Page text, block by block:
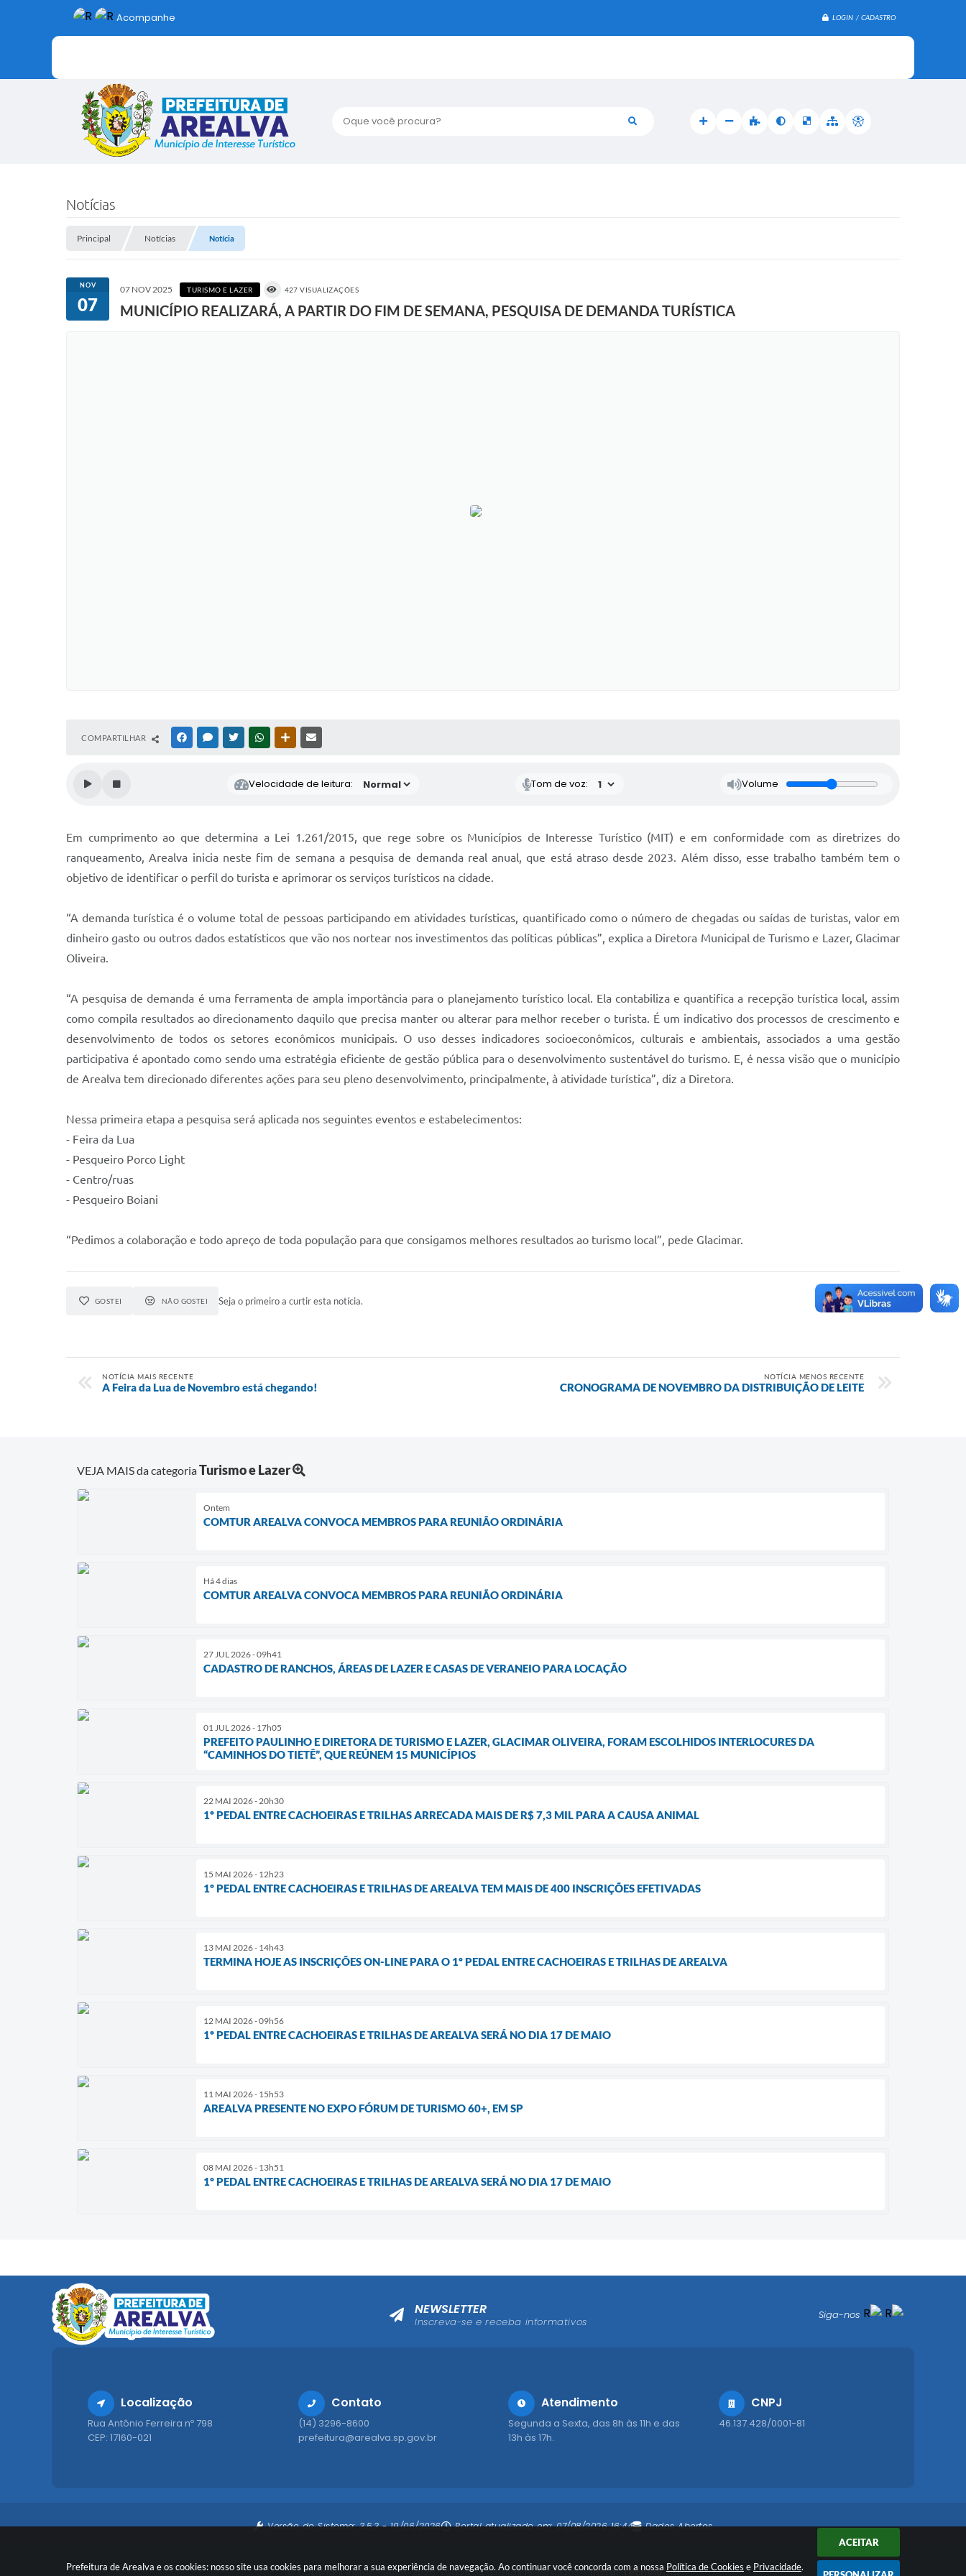
Prefeitura de Arealva e os cookies: nosso site usa cookies para melhorar a sua experiência de navegação. Ao continuar você concorda com a nossa Política de Cookies e Privacidade.
ACEITAR
LOGIN / CADASTRO
Oque você procura?
Acompanhe
Notícias
Principal Notícias Notícia
NOV
07
07 NOV 2025 TURISMO E LAZER 427 VISUALIZAÇÕES
MUNICÍPIO REALIZARÁ, A PARTIR DO FIM DE SEMANA, PESQUISA DE DEMANDA TURÍSTICA
COMPARTILHAR FACEBOOKMESSENGER
TWITTERWHATSAPPOUTRAS MÍDIAS
Velocidade de leitura: Tom de voz: Volume
Em cumprimento ao que determina a Lei 1.261/2015, que rege sobre os Municípios de Interesse Turístico (MIT) e em conformidade com as diretrizes do
ranqueamento, Arealva inicia neste fim de semana a pesquisa de demanda real anual, que está atraso desde 2023. Além disso, esse trabalho também tem o
objetivo de identificar o perfil do turista e aprimorar os serviços turísticos na cidade.
“A demanda turística é o volume total de pessoas participando em atividades turísticas, quantificado como o número de chegadas ou saídas de turistas, valor em
dinheiro gasto ou outros dados estatísticos que vão nos nortear nos investimentos das políticas públicas”, explica a Diretora Municipal de Turismo e Lazer, Glacimar
Oliveira.
“A pesquisa de demanda é uma ferramenta de ampla importância para o planejamento turístico local. Ela contabiliza e quantifica a recepção turística local, assim
como compila resultados ao direcionamento daquilo que precisa manter ou alterar para melhor receber o turista. É um indicativo dos processos de crescimento e
desenvolvimento de todos os setores econômicos municipais. O uso desses indicadores socioeconômicos, culturais e ambientais, associados a uma gestão
participativa é apontado como sendo uma estratégia eficiente de gestão pública para o desenvolvimento sustentável do turismo. E, é nessa visão que o município
de Arealva tem direcionado diferentes ações para seu pleno desenvolvimento, principalmente, à atividade turística”, diz a Diretora.
Nessa primeira etapa a pesquisa será aplicada nos seguintes eventos e estabelecimentos:
- Feira da Lua
- Pesqueiro Porco Light
- Centro/ruas
- Pesqueiro Boiani
“Pedimos a colaboração e todo apreço de toda população para que consigamos melhores resultados ao turismo local”, pede Glacimar.
GOSTEI NÃO GOSTEI Seja o primeiro a curtir esta notícia.
NOTÍCIA MAIS RECENTE
A Feira da Lua de Novembro está chegando!
NOTÍCIA MENOS RECENTE
CRONOGRAMA DE NOVEMBRO DA DISTRIBUIÇÃO DE LEITE
VEJA MAIS da categoriaTurismo e Lazer
Ontem
COMTUR AREALVA CONVOCA MEMBROS PARA REUNIÃO ORDINÁRIA
Há 4 dias
COMTUR AREALVA CONVOCA MEMBROS PARA REUNIÃO ORDINÁRIA
27 JUL 2026 - 09h41
CADASTRO DE RANCHOS, ÁREAS DE LAZER E CASAS DE VERANEIO PARA LOCAÇÃO
01 JUL 2026 - 17h05
PREFEITO PAULINHO E DIRETORA DE TURISMO E LAZER, GLACIMAR OLIVEIRA, FORAM ESCOLHIDOS INTERLOCURES DA
“CAMINHOS DO TIETÊ”, QUE REÚNEM 15 MUNICÍPIOS
22 MAI 2026 - 20h30
1º PEDAL ENTRE CACHOEIRAS E TRILHAS ARRECADA MAIS DE R$ 7,3 MIL PARA A CAUSA ANIMAL
15 MAI 2026 - 12h23
1º PEDAL ENTRE CACHOEIRAS E TRILHAS DE AREALVA TEM MAIS DE 400 INSCRIÇÕES EFETIVADAS
13 MAI 2026 - 14h43
TERMINA HOJE AS INSCRIÇÕES ON-LINE PARA O 1º PEDAL ENTRE CACHOEIRAS E TRILHAS DE AREALVA
12 MAI 2026 - 09h56
1º PEDAL ENTRE CACHOEIRAS E TRILHAS DE AREALVA SERÁ NO DIA 17 DE MAIO
11 MAI 2026 - 15h53
AREALVA PRESENTE NO EXPO FÓRUM DE TURISMO 60+, EM SP
08 MAI 2026 - 13h51
1º PEDAL ENTRE CACHOEIRAS E TRILHAS DE AREALVA SERÁ NO DIA 17 DE MAIO
Siga-nos
Localização
Rua Antônio Ferreira nº 798
CEP: 17160-021
Contato
(14) 3296-8600
prefeitura@arealva.sp.gov.br
Atendimento
Segunda a Sexta, das 8h às 11h e das
13h às 17h.
CNPJ
46.137.428/0001-81
NEWSLETTER
Inscreva-se e receba informativos
Versão do Sistema:3.5.3 - 19/06/2026 Portal atualizado em:07/08/2026 16:44 Dados Abertos
© Copyright Instar - 2006-2026. Todos os direitos reservados -Instar Tecnologia